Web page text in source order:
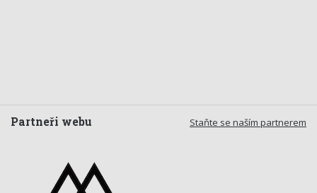
Staňte se naším partnerem
Partneři webu